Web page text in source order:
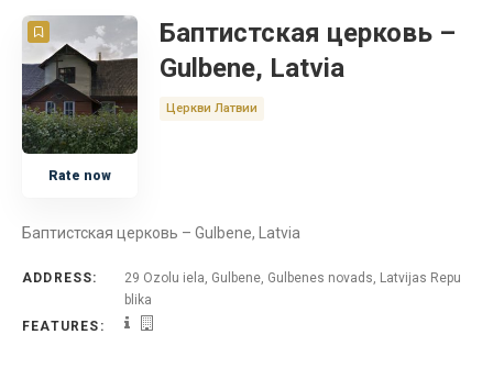
COUNT 20
Церковь
Латвия
Rate now
Баптистская церковь –
Gulbene, Latvia
Церкви Латвии
Баптистская церковь – Gulbene, Latvia
ADDRESS:
29 Ozolu iela, Gulbene, Gulbenes novads, Latvijas Repu
blika
FEATURES: